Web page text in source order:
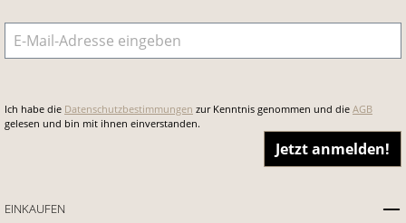
E-Mail-Adresse
Ich habe die Datenschutzbestimmungen zur Kenntnis genommen und die AGB
gelesen und bin mit ihnen einverstanden.
Jetzt anmelden!
EINKAUFEN